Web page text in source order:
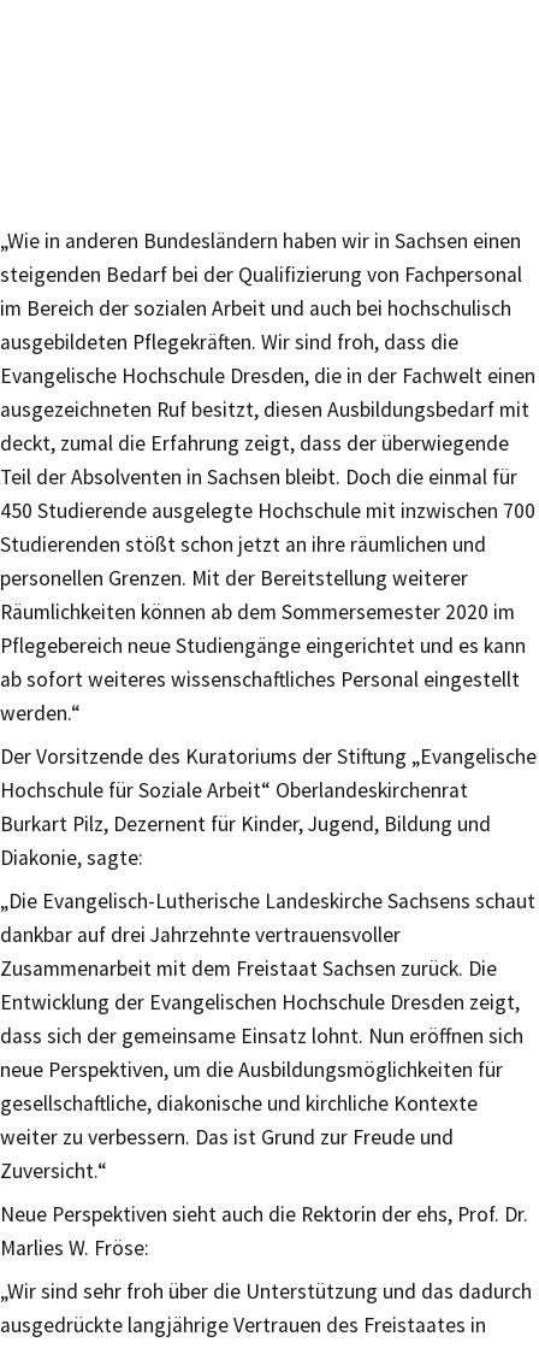
„Wie in anderen Bundesländern haben wir in Sachsen einen
steigenden Bedarf bei der Qualifizierung von Fachpersonal
im Bereich der sozialen Arbeit und auch bei hochschulisch
ausgebildeten Pflegekräften. Wir sind froh, dass die
Evangelische Hochschule Dresden, die in der Fachwelt einen
ausgezeichneten Ruf besitzt, diesen Ausbildungsbedarf mit
deckt, zumal die Erfahrung zeigt, dass der überwiegende
Teil der Absolventen in Sachsen bleibt. Doch die einmal für
450 Studierende ausgelegte Hochschule mit inzwischen 700
Studierenden stößt schon jetzt an ihre räumlichen und
personellen Grenzen. Mit der Bereitstellung weiterer
Räumlichkeiten können ab dem Sommersemester 2020 im
Pflegebereich neue Studiengänge eingerichtet und es kann
ab sofort weiteres wissenschaftliches Personal eingestellt
werden.“
Der Vorsitzende des Kuratoriums der Stiftung „Evangelische
Hochschule für Soziale Arbeit“ Oberlandeskirchenrat
Burkart Pilz, Dezernent für Kinder, Jugend, Bildung und
Diakonie, sagte:
„Die Evangelisch-Lutherische Landeskirche Sachsens schaut
dankbar auf drei Jahrzehnte vertrauensvoller
Zusammenarbeit mit dem Freistaat Sachsen zurück. Die
Entwicklung der Evangelischen Hochschule Dresden zeigt,
dass sich der gemeinsame Einsatz lohnt. Nun eröffnen sich
neue Perspektiven, um die Ausbildungsmöglichkeiten für
gesellschaftliche, diakonische und kirchliche Kontexte
weiter zu verbessern. Das ist Grund zur Freude und
Zuversicht.“
Neue Perspektiven sieht auch die Rektorin der ehs, Prof. Dr.
Marlies W. Fröse:
„Wir sind sehr froh über die Unterstützung und das dadurch
ausgedrückte langjährige Vertrauen des Freistaates in